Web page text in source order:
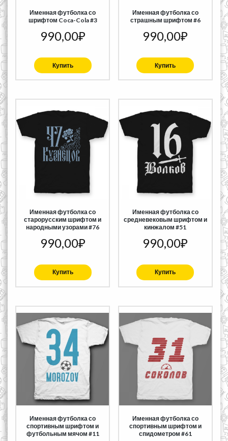
Именная футболка со
шрифтом Coca-Cola #3
990,00₽
Купить
Именная футболка со
страшным шрифтом #6
990,00₽
Купить
Именная футболка со
старорусским шрифтом и
народными узорами #76
990,00₽
Купить
Именная футболка со
средневековым шрифтом и
кинжалом #51
990,00₽
Купить
Именная футболка со
спортивным шрифтом и
футбольным мячом #11
Именная футболка со
спортивным шрифтом и
спидометром #61